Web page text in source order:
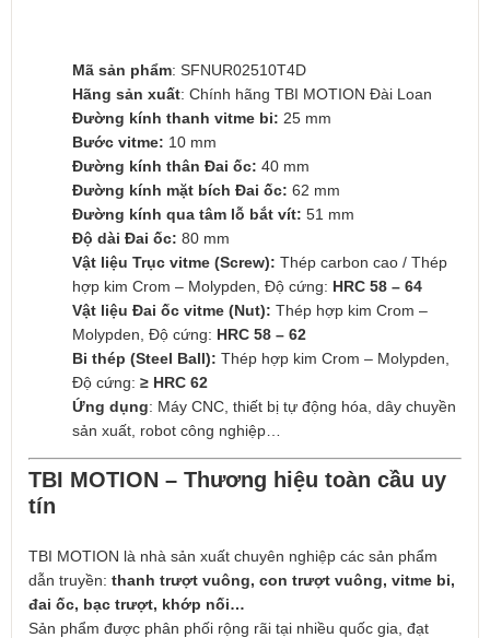
Mã sản phẩm: SFNUR02510T4D
Hãng sản xuất: Chính hãng TBI MOTION Đài Loan
Đường kính thanh vitme bi: 25 mm
Bước vitme: 10 mm
Đường kính thân Đai ốc: 40 mm
Đường kính mặt bích Đai ốc: 62 mm
Đường kính qua tâm lỗ bắt vít: 51 mm
Độ dài Đai ốc: 80 mm
Vật liệu Trục vitme (Screw): Thép carbon cao / Thép
hợp kim Crom – Molypden, Độ cứng: HRC 58 – 64
Vật liệu Đai ốc vitme (Nut): Thép hợp kim Crom –
Molypden, Độ cứng: HRC 58 – 62
Bi thép (Steel Ball): Thép hợp kim Crom – Molypden,
Độ cứng: ≥ HRC 62
Ứng dụng: Máy CNC, thiết bị tự động hóa, dây chuyền
sản xuất, robot công nghiệp…
TBI MOTION – Thương hiệu toàn cầu uy
tín
TBI MOTION là nhà sản xuất chuyên nghiệp các sản phẩm
dẫn truyền: thanh trượt vuông, con trượt vuông, vitme bi,
đai ốc, bạc trượt, khớp nối…
Sản phẩm được phân phối rộng rãi tại nhiều quốc gia, đạt